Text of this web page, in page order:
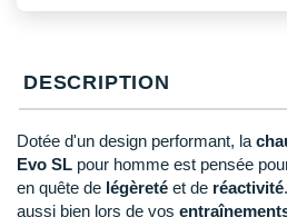
DESCRIPTION
Dotée d'un design performant, la
Evo SL pour homme est pensée
en quête de légèreté et de réactivité
aussi bien lors de vos
PAR MARQUES
+ Voir tous les accessoires
NNormal
Odlo
On-Running